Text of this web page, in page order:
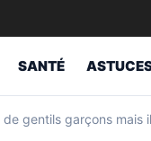
SANTÉ
de gentils garçons